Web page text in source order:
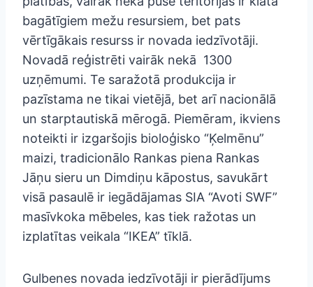
bagātīgiem mežu resursiem, bet pats
vērtīgākais resurss ir novada iedzīvotāji.
Novadā reģistrēti vairāk nekā 1300
uzņēmumi. Te saražotā produkcija ir
pazīstama ne tikai vietējā, bet arī nacionālā
un starptautiskā mērogā. Piemēram, ikviens
noteikti ir izgaršojis bioloģisko “Ķelmēnu”
maizi, tradicionālo Rankas piena Rankas
Jāņu sieru un Dimdiņu kāpostus, savukārt
visā pasaulē ir iegādājamas SIA “Avoti SWF”
masīvkoka mēbeles, kas tiek ražotas un
izplatītas veikala “IKEA” tīklā.
Gulbenes novada iedzīvotāji ir pierādījums